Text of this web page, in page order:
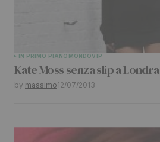
Submit Comment
IN PRIMO PIANO MONDOVIP
Kate Moss senza slip a Londra
by massimo12/07/2013